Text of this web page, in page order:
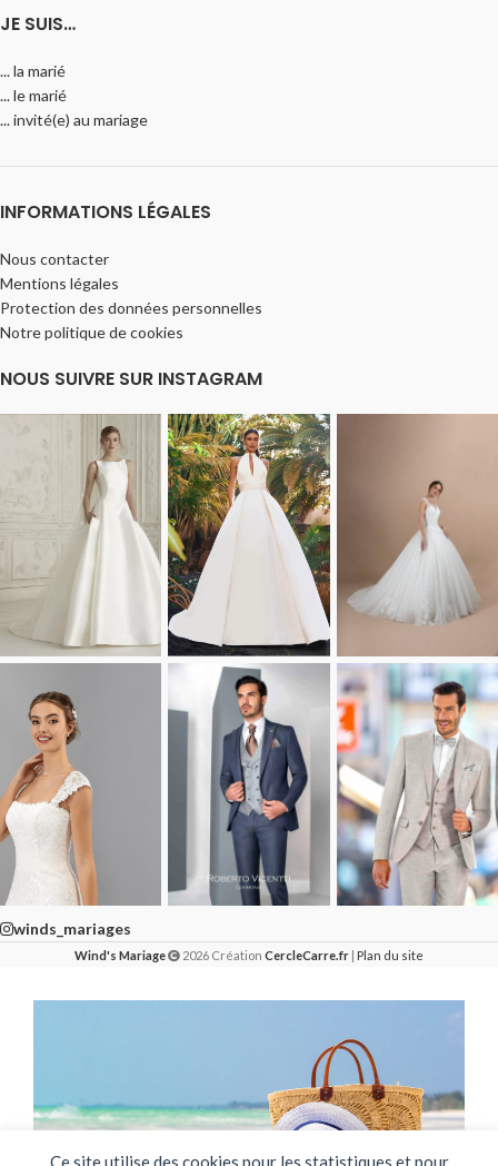
Ce site utilise des cookies pour les statistiques et pour
JE SUIS…
... la marié
... le marié
... invité(e) au mariage
INFORMATIONS LÉGALES
Nous contacter
Mentions légales
Protection des données personnelles
Notre politique de cookies
NOUS SUIVRE SUR INSTAGRAM
winds_mariages
Wind's Mariage 2026 Création CercleCarre.fr Plan du site